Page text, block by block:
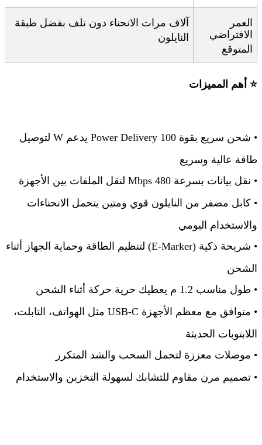
العمر
الافتراضي
المتوقع
آلاف مرات الانحناء دون تلف بفضل طبقة
النايلون
⭐ أهم المميزات
• شحن سريع بقوة 100 يدعم Power Delivery
لتوصيل
طاقة عالية وسريع
• نقل بيانات بسرعة 480
لنقل الملفات بين الأجهزة
• كابل مضفر من النايلون قوي ومتين يتحمل الانحناءات
والاستخدام اليومي
• شريحة ذكية (E-Marker)
لتنظيم الطاقة وحماية الجهاز أثناء
الشحن
• طول مناسب 1.2 م يعطيك حرية حركة أثناء الشحن
• متوافق مع معظم الأجهزة
مثل الهواتف، التابلت،
اللابتوبات الحديثة
• موصلات معززة لتحمل السحب والشد المتكرر
• تصميم مرن مقاوم للتشابك لسهولة التخزين والاستخدام